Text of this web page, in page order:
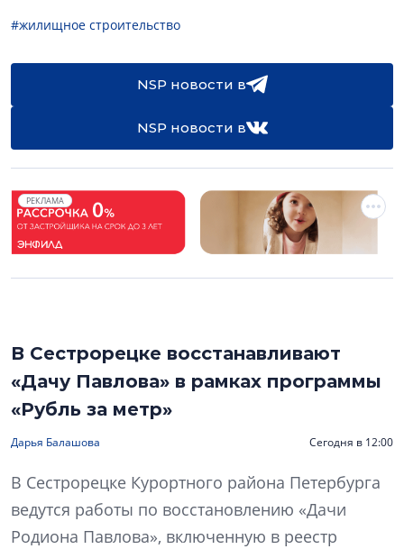
#жилищное строительство
NSP новости в
NSP новости в
РЕКЛАМА
В Сестрорецке восстанавливают
«Дачу Павлова» в рамках программы
«Рубль за метр»
Дарья Балашова Сегодня в 12:00
В Сестрорецке Курортного района Петербурга
ведутся работы по восстановлению «Дачи
Родиона Павлова», включенную в реестр